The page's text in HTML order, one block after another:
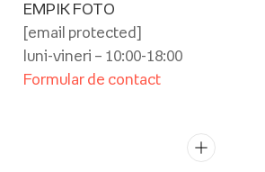
EMPIK FOTO
[email protected]
luni-vineri – 10:00-18:00
Formular de contact